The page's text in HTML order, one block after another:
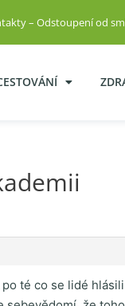
– Odstoupení od
té co se lidé